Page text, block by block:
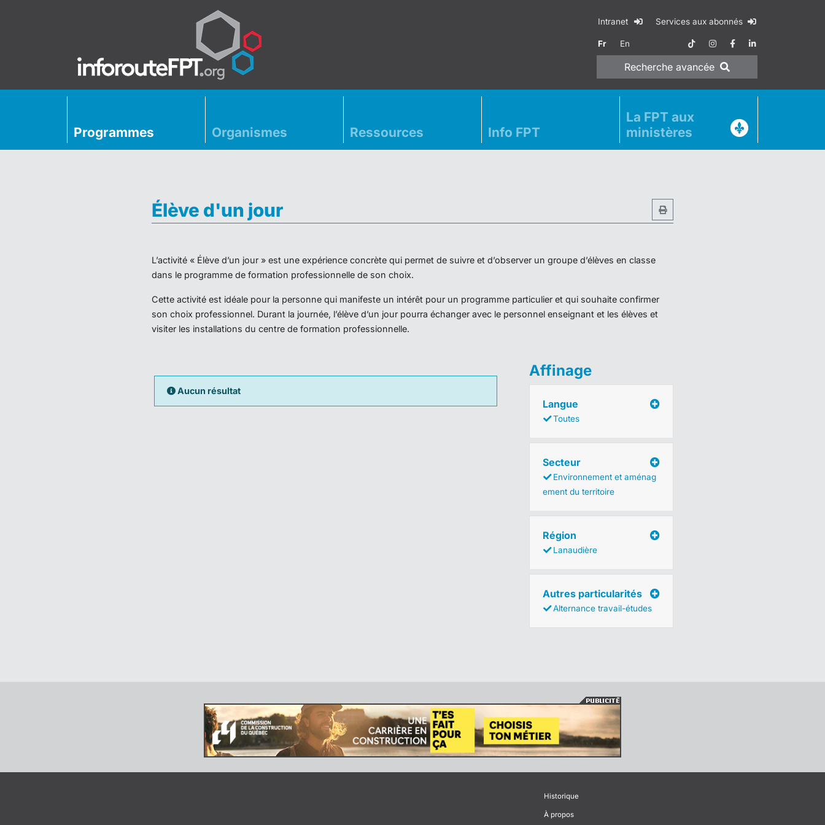
Intranet Services aux abonnés
Fr En
Recherche avancée
Programmes Organismes Ressources Info FPT
La FPT aux
ministères
Élève d'un jour
L’activité « Élève d’un jour » est une expérience concrète qui permet de suivre et d’observer un groupe d’élèves en classe
dans le programme de formation professionnelle de son choix.
Cette activité est idéale pour la personne qui manifeste un intérêt pour un programme particulier et qui souhaite confirmer
son choix professionnel. Durant la journée, l’élève d’un jour pourra échanger avec le personnel enseignant et les élèves et
visiter les installations du centre de formation professionnelle.
Aucun résultat
Affinage
Langue
Toutes
Secteur
Environnement et aménag
ement du territoire
Région
Lanaudière
Autres particularités
Alternance travail-études
Historique
À propos